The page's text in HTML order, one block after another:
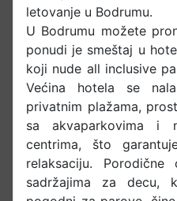
letovanje u Bodrumu.
U Bodrumu možete
ponudi je smeštaj u
koji nude all inclusive
Većina hotela se
privatnim plažama,
sa akvaparkovima i
centrima, što
relaksaciju.
sadržajima za decu,